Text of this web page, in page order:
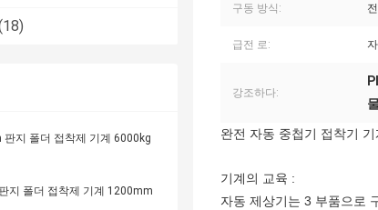
지 폴더 접착제 기계 6000kg
지 폴더 접착제 기계 1200mm
구동 방식:
급전 로:
강조하다:
완전 자동 중첩기 접착기
기계의 교육 :
자동 제상기는 3 부품으로